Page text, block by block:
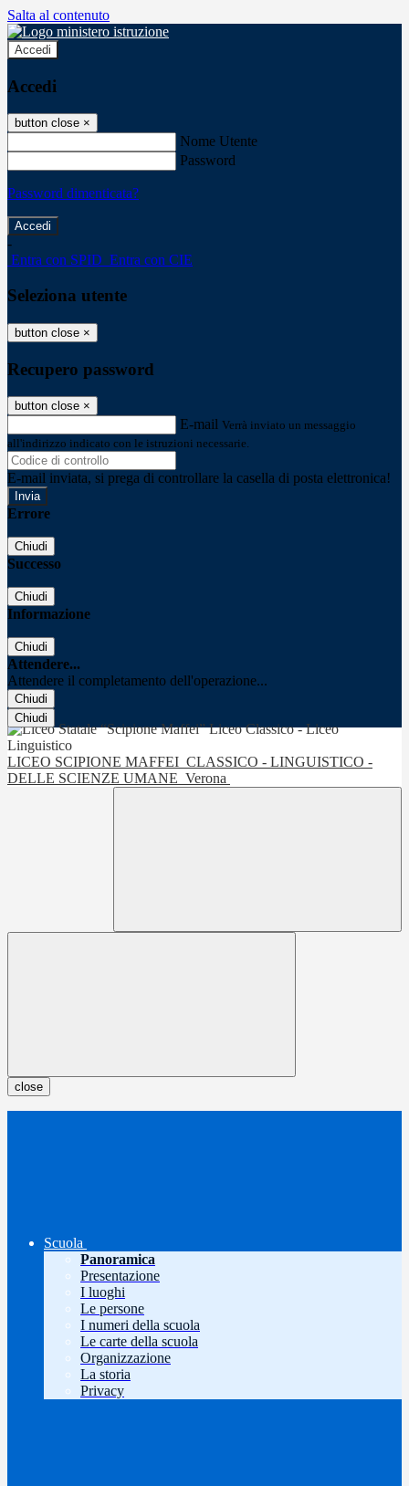
Salta al contenuto
Accedi
Accedi
button close ×
Nome Utente
Password
Password dimenticata?
-
Entra con SPID Entra con CIE
Seleziona utente
button close ×
Recupero password
button close ×
E-mail Verrà inviato un messaggio
all'indirizzo indicato con le istruzioni necessarie.
E-mail inviata, si prega di controllare la casella di posta elettronica!
Errore
Chiudi
Successo
Chiudi
Informazione
Chiudi
Attendere...
Attendere il completamento dell'operazione...
Chiudi
Chiudi
LICEO SCIPIONE MAFFEI CLASSICO - LINGUISTICO -
DELLE SCIENZE UMANE Verona
close
Scuola
Panoramica
Presentazione
I luoghi
Le persone
I numeri della scuola
Le carte della scuola
Organizzazione
La storia
Privacy